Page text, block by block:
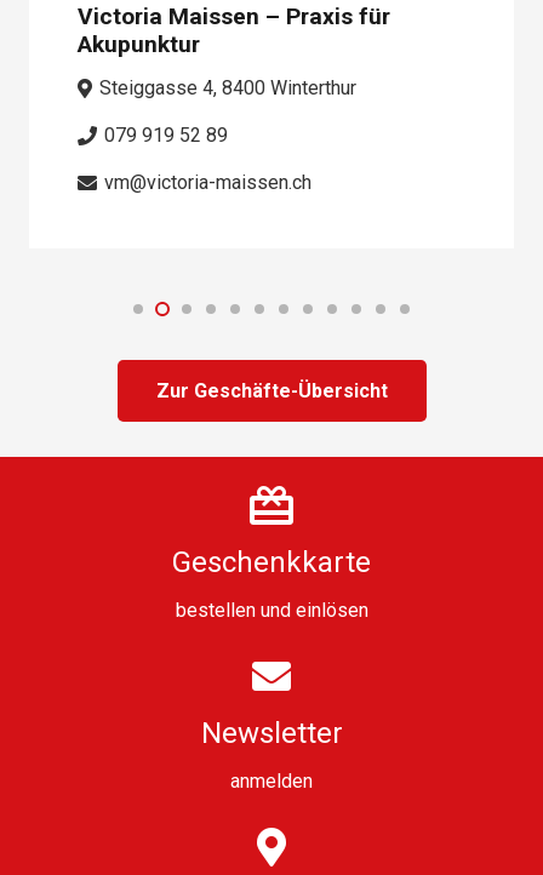
Victoria Maissen – Praxis für
Akupunktur
Steiggasse 4, 8400 Winterthur
079 919 52 89
vm@victoria-maissen.ch
Zur Geschäfte-Übersicht
Geschenkkarte
bestellenund einlösen
Newsletter
anmelden